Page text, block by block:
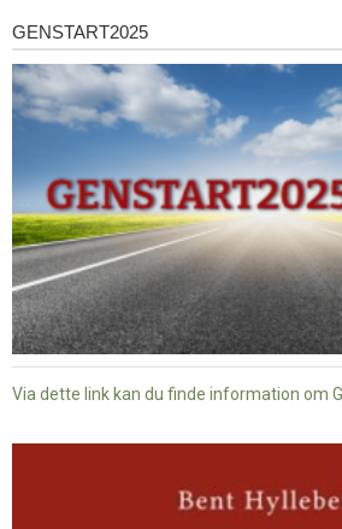
Genstart2025
GENSTART2025
Via dette link kan du finde information om